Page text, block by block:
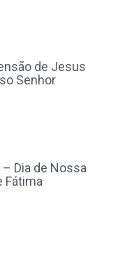
de Jesus
Senhor
– Dia de Nossa
Fátima